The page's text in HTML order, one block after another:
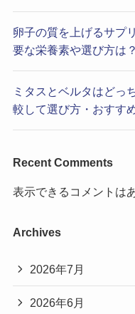
卵子の質を上げるサプ
要な栄養素や選び方は？
ミタスとベルタはどっ
較して選び方・おすす
Recent Comments
表示できるコメントは
Archives
2026年7月
2026年6月